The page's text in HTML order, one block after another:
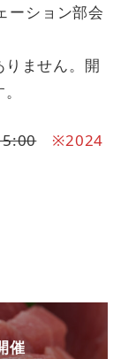
ーション部会
ません。開
※2024
催